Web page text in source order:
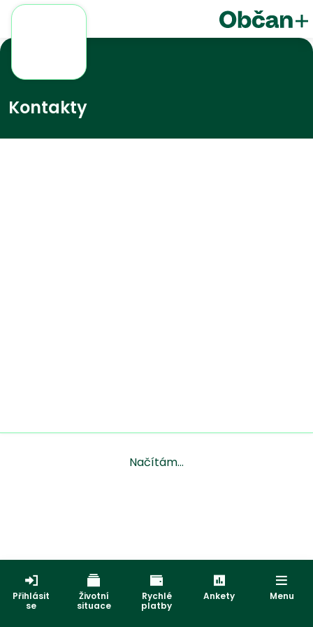
Přihlásit
se
Životní
situace
Rychlé
platby
Ankety Menu
Kontakty
Načítám...